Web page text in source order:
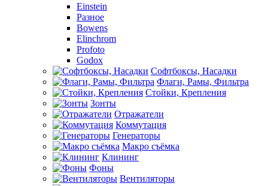
Einstein
Разное
Bowens
Elinchrom
Profoto
Godox
Софтбоксы, Насадки
Флаги, Рамы, Фильтра
Стойки, Крепления
Зонты
Отражатели
Коммутация
Генераторы
Макро съёмка
Клининг
Фоны
Вентиляторы